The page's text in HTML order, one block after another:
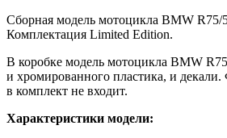
Сборная модель мотоцикла BMW R75/
Комплектация Limited Edition.
В коробке модель мотоцикла BMW
и хромированного пластика, и
в комплект не входит.
Характеристики модели: